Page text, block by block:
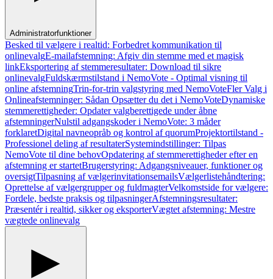
Administratorfunktioner
Besked til vælgere i realtid: Forbedret kommunikation til
onlinevalgE-mailafstemning: Afgiv din stemme med et magisk
linkEksportering af stemmeresultater: Download til sikre
onlinevalgFuldskærmstilstand i NemoVote - Optimal visning til
online afstemningTrin-for-trin valgstyring med NemoVoteFler Valg i
Onlineafstemninger: Sådan Opsætter du det i NemoVoteDynamiske
stemmerettigheder: Opdater valgberettigede under åbne
afstemningerNulstil adgangskoder i NemoVote: 3 måder
forklaretDigital navneopråb og kontrol af quorumProjektortilstand -
Professionel deling af resultaterSystemindstillinger: Tilpas
NemoVote til dine behovOpdatering af stemmerettigheder efter en
afstemning er startetBrugerstyring: Adgangsniveauer, funktioner og
oversigtTilpasning af vælgerinvitationsemailsVælgerlistehåndtering:
Oprettelse af vælgergrupper og fuldmagterVelkomstside for vælgere:
Fordele, bedste praksis og tilpasningerAfstemningsresultater:
Præsentér i realtid, sikker og eksporterVægtet afstemning: Mestre
vægtede onlinevalg